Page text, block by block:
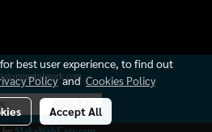
best user experience, to find out
Policyand Cookies Policy
Accept All